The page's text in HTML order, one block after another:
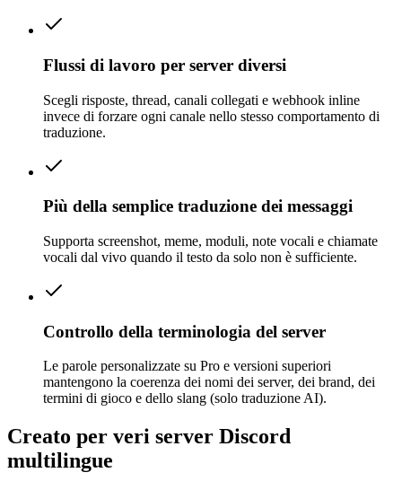
Flussi di lavoro per server diversi
Scegli risposte, thread, canali collegati e webhook inline
invece di forzare ogni canale nello stesso comportamento di
traduzione.
Più della semplice traduzione dei messaggi
Supporta screenshot, meme, moduli, note vocali e chiamate
vocali dal vivo quando il testo da solo non è sufficiente.
Controllo della terminologia del server
Le parole personalizzate su Pro e versioni superiori
mantengono la coerenza dei nomi dei server, dei brand, dei
termini di gioco e dello slang (solo traduzione AI).
Creato per veri server Discord
multilingue